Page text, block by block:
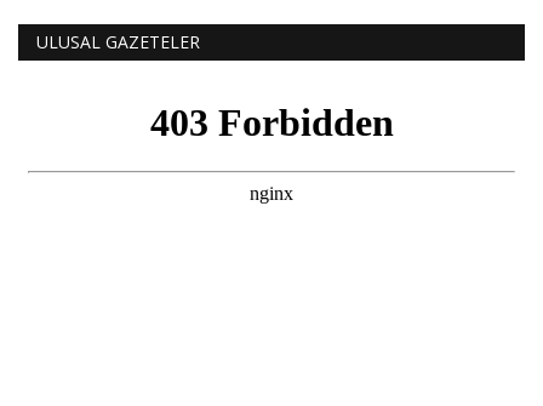
ULUSAL GAZETELER